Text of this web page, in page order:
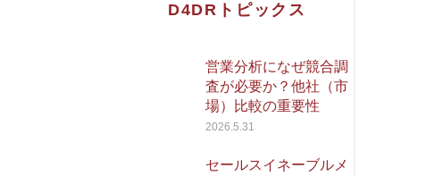
D4DRトピックス
営業分析になぜ競合調
査が必要か？他社（市
場）比較の重要性
2026.5.31
セールスイネーブルメ